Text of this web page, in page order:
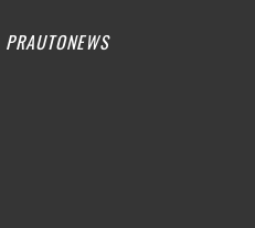
PRAUTONEWS